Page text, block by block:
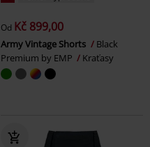
Od Kč 899,00
Army Vintage Shorts
Black
Premium by EMP
Kraťasy